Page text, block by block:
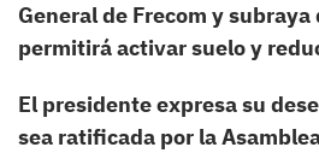
General de Frecom y
permitirá activar suelo y
El presidente expresa su
sea ratificada por la